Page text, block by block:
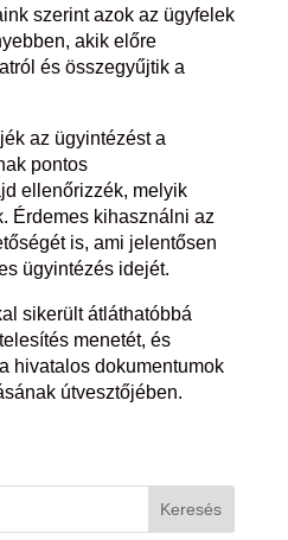
szerint azok az ügyfelek
akik előre
és összegyűjtik a
az ügyintézést a
pontos
ellenőrizzék, melyik
Érdemes kihasználni az
is, ami jelentősen
ügyintézés idejét.
sikerült átláthatóbbá
menetét, és
hivatalos dokumentumok
útvesztőjében.